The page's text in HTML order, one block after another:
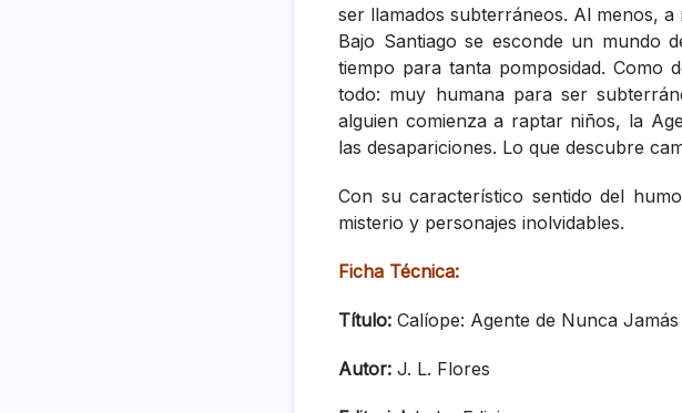
ser llamados subterráneos. Al menos,
Bajo Santiago se esconde un mundo
tiempo para tanta pomposidad. Como
todo: muy humana para ser
alguien comienza a raptar niños, la
las desapariciones. Lo que descubre
Con su característico sentido del
misterio y personajes inolvidables.
Ficha Técnica:
Título: Calíope: Agente de Nunca Jamás
Autor: J. L. Flores